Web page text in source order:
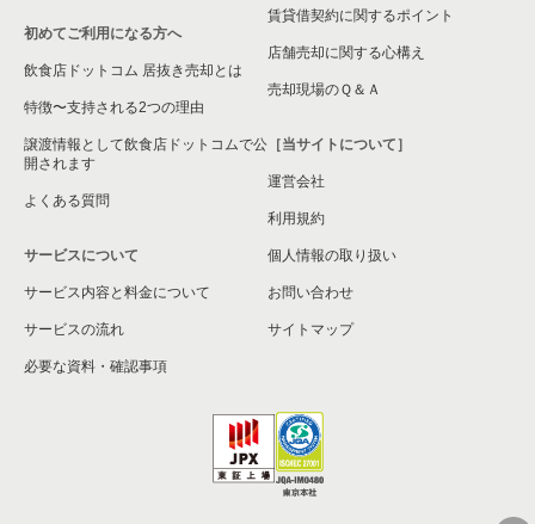
初めてご利用になる方へ
飲食店ドットコム 居抜き売却とは
特徴〜支持される2つの理由
譲渡情報として飲食店ドットコムで公
開されます
よくある質問
サービスについて
サービス内容と料金について
サービスの流れ
必要な資料・確認事項
賃貸借契約に関するポイント
店舗売却に関する心構え
売却現場のＱ＆Ａ
［当サイトについて］
運営会社
利用規約
個人情報の取り扱い
お問い合わせ
サイトマップ